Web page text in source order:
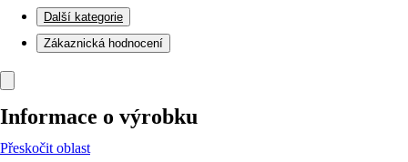
Další kategorie
Zákaznická hodnocení
Informace o výrobku
Přeskočit oblast